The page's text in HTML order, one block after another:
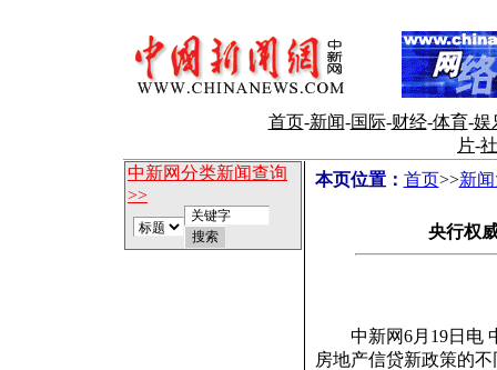
首页-新闻-国际-财经-体育-娱
片-
中新网分类新闻查询
>>
本页位置： 首页>>新
央行权
中新网6月19日电 中
房地产信贷新政策的